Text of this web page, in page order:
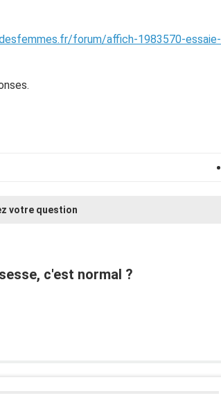
forum/affich-1983570-essaie-
votre question
c'est normal ?